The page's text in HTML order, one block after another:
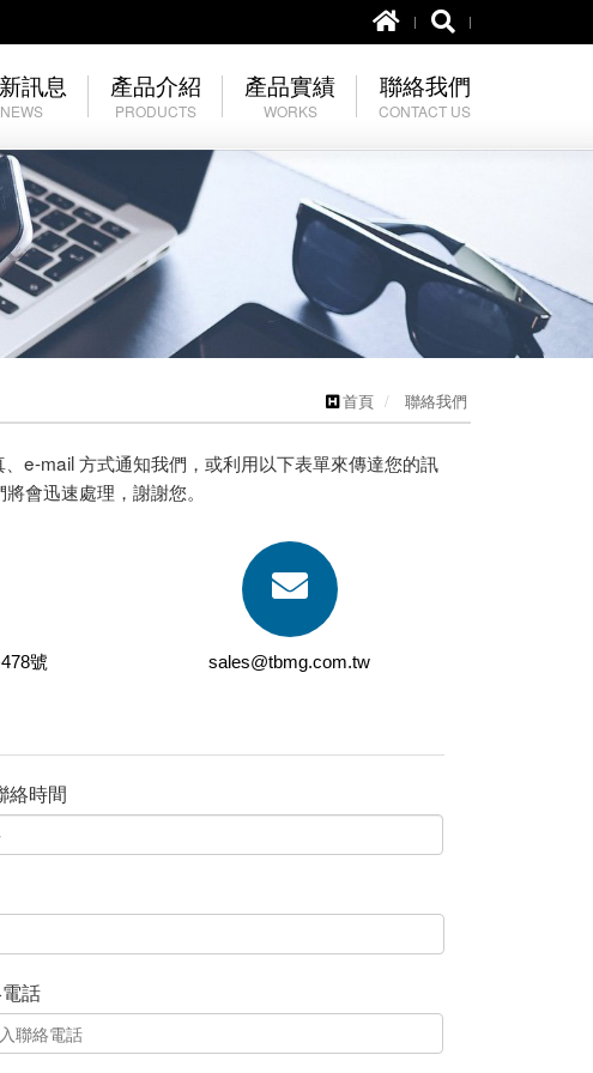
訊息
NEWS
訊息
產品介紹
PRODUCTS
屋瓦
五金配件
油漆塗料
其它
產品實績
WORKS
塗料類
屋瓦類
聯絡我們
CONTACT US
首頁 聯絡我們
e-mail 方式通知我們，或利用以下表單來傳達您的訊
會迅速處理，謝謝您。
號 sales@tbmg.com.tw
絡時間
話